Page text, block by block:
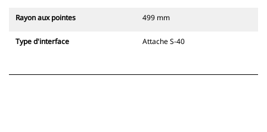
Rayon aux pointes 499 mm
Type d'interface Attache S-40